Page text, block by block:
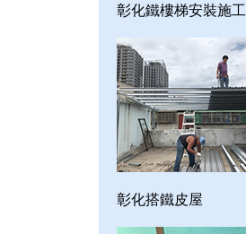
彰化鐵樓梯安裝施工
彰化搭鐵皮屋